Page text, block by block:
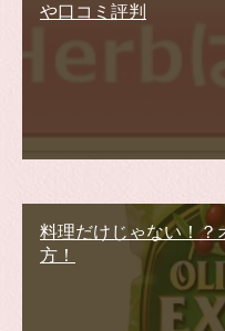
や口コミ評判
料理だけじゃない！？
方！